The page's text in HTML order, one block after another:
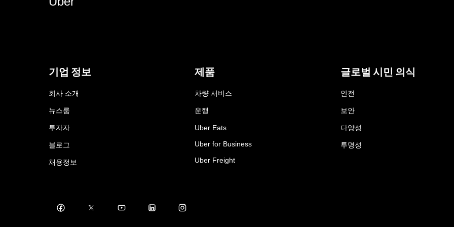
기업 정보
회사 소개
뉴스룸
투자자
블로그
채용정보
제품
차량 서비스
운행
Uber Eats
Uber for Business
Uber Freight
글로벌 시민 의식
안전
보안
다양성
투명성